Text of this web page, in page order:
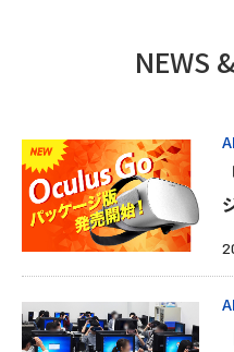
NEWS